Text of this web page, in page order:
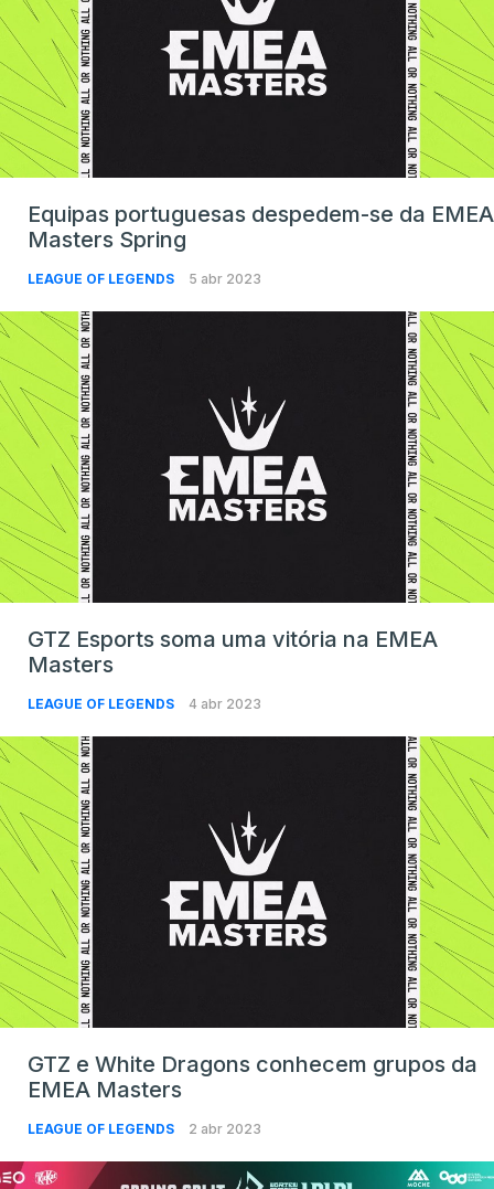
Equipas portuguesas despedem-se da EMEA
Masters Spring
LEAGUE OF LEGENDS 5 abr 2023
GTZ Esports soma uma vitória na EMEA
Masters
LEAGUE OF LEGENDS 4 abr 2023
GTZ e White Dragons conhecem grupos da
EMEA Masters
LEAGUE OF LEGENDS 2 abr 2023